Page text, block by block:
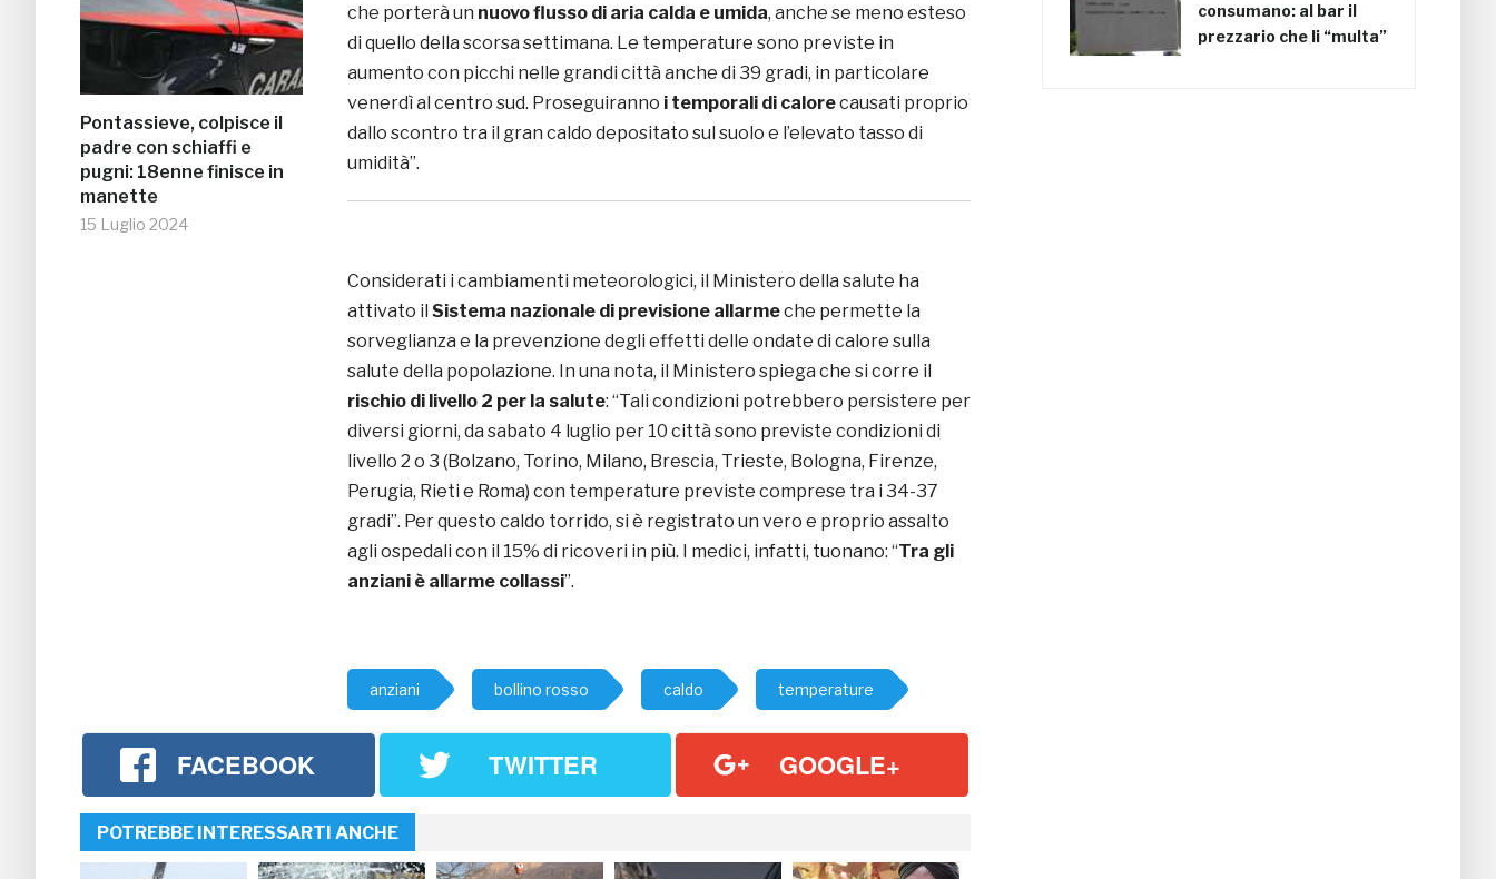
Pontassieve, colpisce il
padre con schiaffi e
pugni: 18enne finisce in
manette
15 Luglio 2024
che porterà un nuovo flusso di aria calda e umida, anche se meno esteso
di quello della scorsa settimana. Le temperature sono previste in
aumento con picchi nelle grandi città anche di 39 gradi, in particolare
venerdì al centro sud. Proseguiranno i temporali di calorecausati proprio
dallo scontro tra il gran caldo depositato sul suolo e l’elevato tasso di
umidità”.
Considerati i cambiamenti meteorologici, il Ministero della salute ha
attivato il Sistema nazionale di previsione allarmeche permette la
sorveglianza e la prevenzione degli effetti delle ondate di calore sulla
salute della popolazione. In una nota, il Ministero spiega che si corre il
rischio di livello 2 per la salute: “Tali condizioni potrebbero persistere per
diversi giorni, da sabato 4 luglio per 10 città sono previste condizioni di
livello 2 o 3 (Bolzano, Torino, Milano, Brescia, Trieste, Bologna, Firenze,
Perugia, Rieti e Roma) con temperature previste comprese tra i 34-37
gradi”. Per questo caldo torrido, si è registrato un vero e proprio assalto
agli ospedali con il 15% di ricoveri in più. I medici, infatti, tuonano: “Tra gli
anziani è allarme collassi”.
anziani bollino rosso caldo temperature
FACEBOOK TWITTER GOOGLE+
POTREBBE INTERESSARTI ANCHE
consumano: al bar il
prezzario che li “multa”